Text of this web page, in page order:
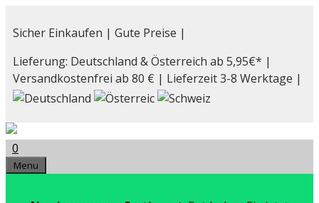
Inhalt
Sicher Einkaufen | Gute Preise |
Lieferung: Deutschland & Österreich ab 5,95€* |
Versandkostenfrei ab 80 € | Lieferzeit 3-8 Werktage |
0
Menu